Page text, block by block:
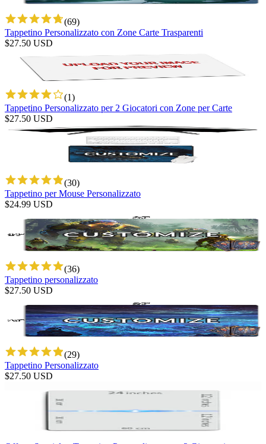
(69)
Tappetino Personalizzato con Zone Carte Trasparenti
$27.50 USD
(1)
Tappetino Personalizzato per 2 Giocatori con Zone per Carte
$27.50 USD
(30)
Tappetino per Mouse Personalizzato
$24.99 USD
(36)
Tappetino personalizzato
$27.50 USD
(29)
Tappetino Personalizzato
$27.50 USD